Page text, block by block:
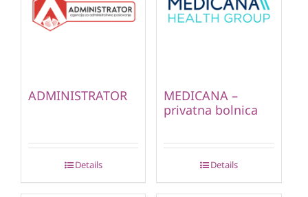
ADMINISTRATOR
Details
MEDICANA –
privatna bolnica
Details